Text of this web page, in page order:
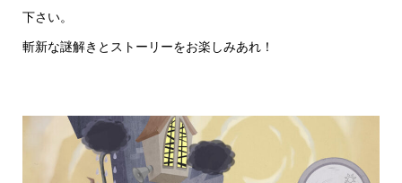
下さい。
斬新な謎解きとストーリーをお楽しみあれ！